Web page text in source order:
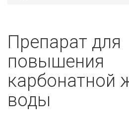
Препарат для
повышения
карбонатной
воды